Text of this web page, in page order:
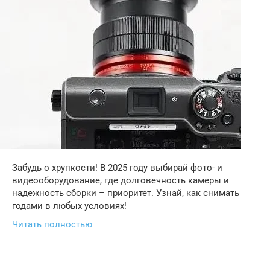
Забудь о хрупкости! В 2025 году выбирай фото- и
видеооборудование, где долговечность камеры и
надежность сборки – приоритет. Узнай, как снимать
годами в любых условиях!
Читать полностью